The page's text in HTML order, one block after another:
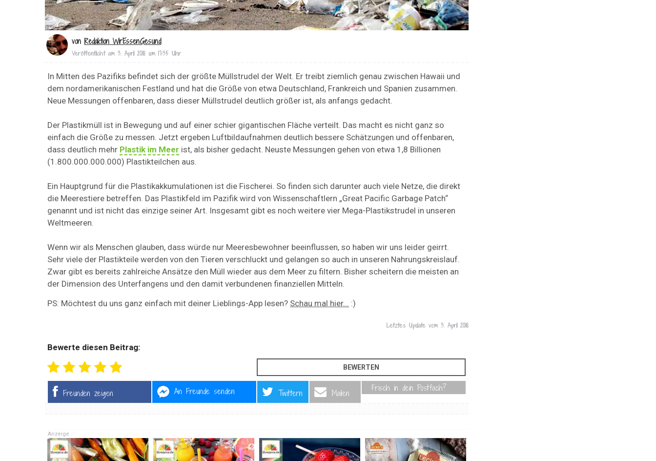
von Redaktion WirEssenGesund
Veröffentlicht am 3. April 2018 um 17:35 Uhr
In Mitten des Pazifiks befindet sich der größte Müllstrudel der Welt. Er treibt ziemlich genau zwischen Hawaii und
dem nordamerikanischen Festland und hat die Größe von etwa Deutschland, Frankreich und Spanien zusammen.
Neue Messungen offenbaren, dass dieser Müllstrudel deutlich größer ist, als anfangs gedacht.
Der Plastikmüll ist in Bewegung und auf einer schier gigantischen Fläche verteilt. Das macht es nicht ganz so
einfach die Größe zu messen. Jetzt ergeben Luftbildaufnahmen deutlich bessere Schätzungen und offenbaren,
dass deutlich mehr Plastik im Meer ist, als bisher gedacht. Neuste Messungen gehen von etwa 1,8 Billionen
(1.800.000.000.000) Plastikteilchen aus.
Ein Hauptgrund für die Plastikakkumulationen ist die Fischerei. So finden sich darunter auch viele Netze, die direkt
die Meerestiere betreffen. Das Plastikfeld im Pazifik wird von Wissenschaftlern „Great Pacific Garbage Patch“
genannt und ist nicht das einzige seiner Art. Insgesamt gibt es noch weitere vier Mega-Plastikstrudel in unseren
Weltmeeren.
Wenn wir als Menschen glauben, dass würde nur Meeresbewohner beeinflussen, so haben wir uns leider geirrt.
Sehr viele der Plastikteile werden von den Tieren verschluckt und gelangen so auch in unseren Nahrungskreislauf.
Zwar gibt es bereits zahlreiche Ansätze den Müll wieder aus dem Meer zu filtern. Bisher scheitern die meisten an
der Dimension des Unterfangens und den damit verbundenen finanziellen Mitteln.
PS: Möchtest du uns ganz einfach mit deiner Lieblings-App lesen? Schau mal hier... :)
Letztes Update vom 3. April 2018
Bewerte diesen Beitrag:
Freunden zeigen An Freunde senden Twittern Mailen Frisch in dein Postfach?
Anzeige